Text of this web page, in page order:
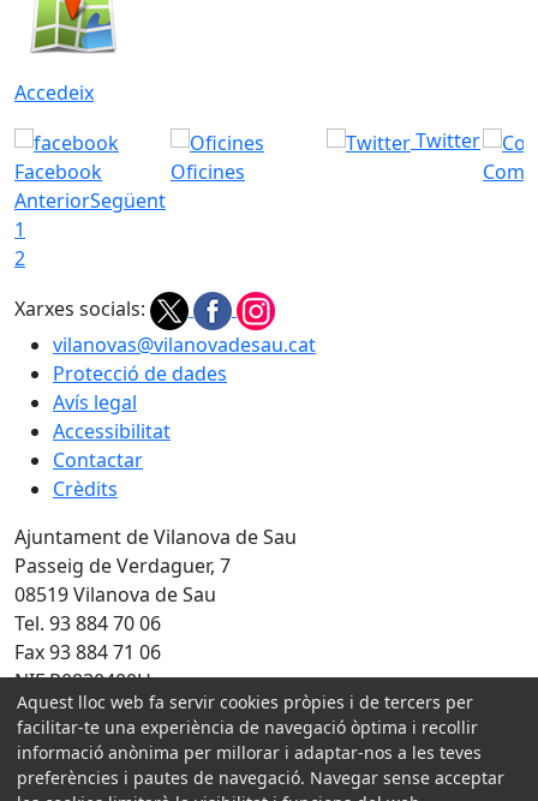
Accedeix
Facebook Oficines
Twitter
Com
AnteriorSegüent
1
2
Xarxes socials:
vilanovas@vilanovadesau.cat
Protecció de dades
Avís legal
Accessibilitat
Contactar
Crèdits
Ajuntament de Vilanova de Sau
Passeig de Verdaguer, 7
08519 Vilanova de Sau
Tel. 93 884 70 06
Fax 93 884 71 06
NIF P0830400H
Amb la col·laboració de:
Aquest lloc web fa servir cookies pròpies i de tercers per
facilitar-te una experiència de navegació òptima i recollir
informació anònima per millorar i adaptar-nos a les teves
preferències i pautes de navegació. Navegar sense acceptar